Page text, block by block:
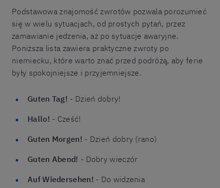
Podstawowa znajomość zwrotów pozwala porozumieć
się w wielu sytuacjach, od prostych pytań, przez
zamawianie jedzenia, aż po sytuacje awaryjne.
Poniższa lista zawiera praktyczne zwroty po
niemiecku, które warto znać przed podróżą, aby ferie
były spokojniejsze i przyjemniejsze.
Guten Tag! - Dzień dobry!
Hallo! - Cześć!
Guten Morgen! - Dzień dobry (rano)
Guten Abend! - Dobry wieczór
Auf Wiedersehen! - Do widzenia